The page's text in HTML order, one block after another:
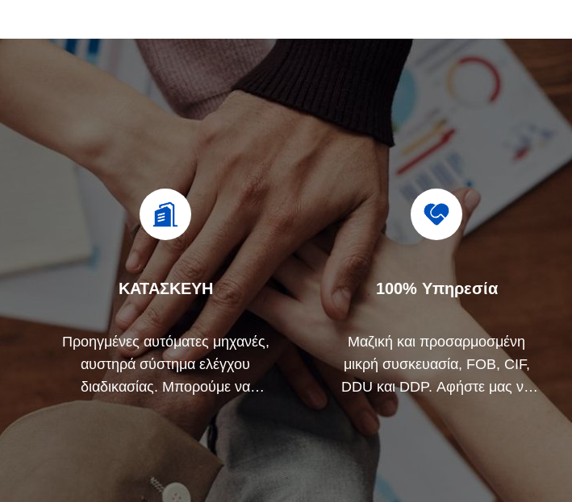
ΚΑΤΑΣΚΕΥΗ
Προηγμένες αυτόματες μηχανές,
αυστηρά σύστημα ελέγχου
διαδικασίας. Μπορούμε να
κατασκευάσουμε όλα τα
ηλεκτρικά τερματικά πέρα από τη
100% Υπηρεσία
Μαζική και προσαρμοσμένη
μικρή συσκευασία, FOB, CIF,
DDU και DDP. Αφήστε μας να
σας βοηθήσουμε να βρείτε την
καλύτερη λύση για όλες τις
ανησυχίες σας.